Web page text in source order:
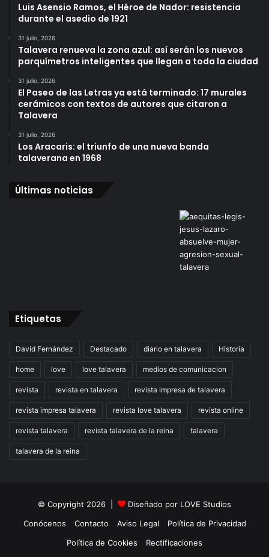
Luis Asensio Ramos, el Héroe de Nador: resistencia
durante el asedio de 1921
31 julio, 2026
Talavera renueva la zona azul: así serán los nuevos
parquímetros inteligentes que llegan a toda la ciudad
31 julio, 2026
El Paseo de las Letras ya está terminado: 17 murales
cerámicos con textos de autores que citaron a
Talavera
31 julio, 2026
Los Aracaris: el triunfo de una nueva banda
talaverana en 1968
Últimas noticias
Etiquetas
David Fernández Destacado diario en talavera Historia
home love love talavera medios de comunicacion
revista revista en talavera revista impresa de talavera
revista impresa talavera revista love talavera revista online
revista talavera revista talavera de la reina talavera
talavera de la reina
© Copyright 2026 | Diseñado por LOVE Studios
Conócenos
Contacto Aviso Legal
Política de Privacidad
Política de Cookies
Rectificaciones